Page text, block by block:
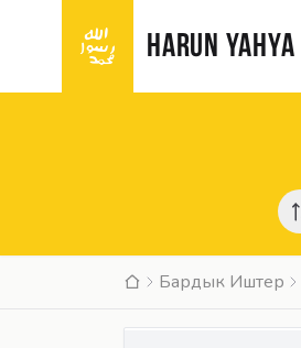
HARUN YAHYA
Бардык Иштер